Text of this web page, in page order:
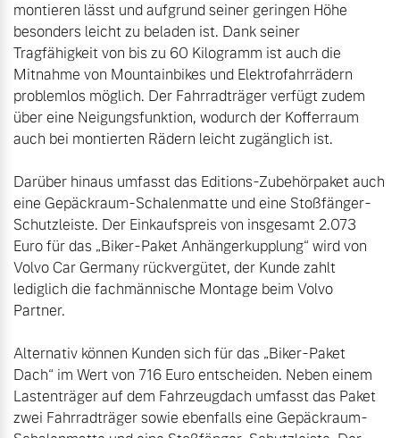
montieren lässt und aufgrund seiner geringen Höhe
besonders leicht zu beladen ist. Dank seiner
Tragfähigkeit von bis zu 60 Kilogramm ist auch die
Mitnahme von Mountainbikes und Elektrofahrrädern
problemlos möglich. Der Fahrradträger verfügt zudem
über eine Neigungsfunktion, wodurch der Kofferraum
auch bei montierten Rädern leicht zugänglich ist.
Darüber hinaus umfasst das Editions-Zubehörpaket auch
eine Gepäckraum-Schalenmatte und eine Stoßfänger-
Schutzleiste. Der Einkaufspreis von insgesamt 2.073
Euro für das „Biker-Paket Anhängerkupplung“ wird von
Volvo Car Germany rückvergütet, der Kunde zahlt
lediglich die fachmännische Montage beim Volvo
Partner.
Alternativ können Kunden sich für das „Biker-Paket
Dach“ im Wert von 716 Euro entscheiden. Neben einem
Lastenträger auf dem Fahrzeugdach umfasst das Paket
zwei Fahrradträger sowie ebenfalls eine Gepäckraum-